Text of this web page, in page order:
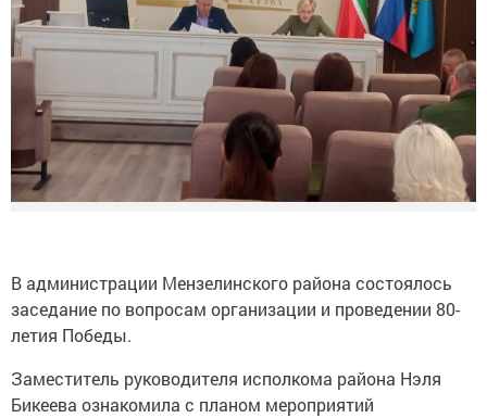
В администрации Мензелинского района состоялось
заседание по вопросам организации и проведении 80-
летия Победы.
Заместитель руководителя исполкома района Нэля
Бикеева ознакомила с планом мероприятий